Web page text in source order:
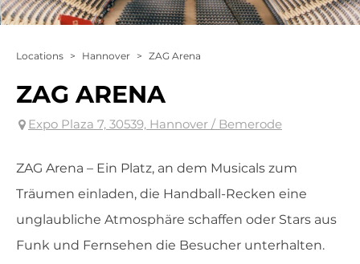
Locations > Hannover > ZAG Arena
ZAG ARENA
Expo Plaza 7, 30539, Hannover / Bemerode
ZAG Arena – Ein Platz, an dem Musicals zum
Träumen einladen, die Handball-Recken eine
unglaubliche Atmosphäre schaffen oder Stars aus
Funk und Fernsehen die Besucher unterhalten.